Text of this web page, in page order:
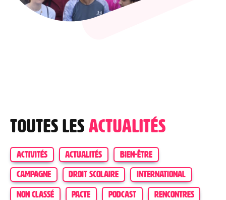
Toutes les actualités
ACTIVITÉS ACTUALITÉS
BIEN-ÊTRE
CAMPAGNE
DROIT SCOLAIRE
INTERNATIONAL
NON CLASSÉ
PACTE PODCAST RENCONTRES